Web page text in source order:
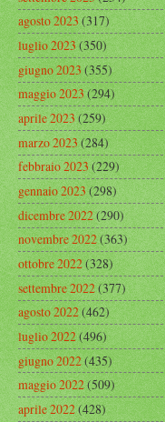
agosto 2023(317)
luglio 2023(350)
giugno 2023(355)
maggio 2023(294)
aprile 2023(259)
marzo 2023(284)
febbraio 2023(229)
gennaio 2023(298)
dicembre 2022(290)
novembre 2022(363)
ottobre 2022(328)
settembre 2022(377)
agosto 2022(462)
luglio 2022(496)
giugno 2022(435)
maggio 2022(509)
aprile 2022(428)